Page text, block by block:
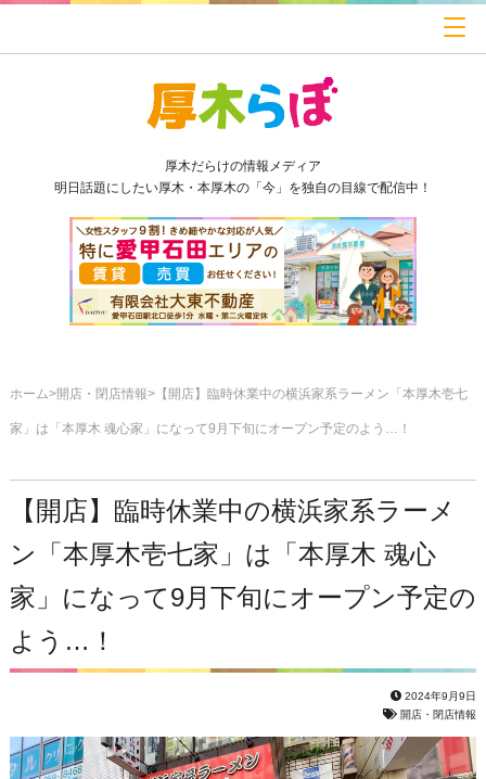
厚木だらけの情報メディア
明日話題にしたい厚木・本厚木の「今」を独自の目線で配信中！
ホーム 開店・閉店情報 【開店】臨時休業中の横浜家系ラーメン「本厚木壱七
家」は「本厚木 魂心家」になって9月下旬にオープン予定のよう…！
【開店】臨時休業中の横浜家系ラーメ
ン「本厚木壱七家」は「本厚木 魂心
家」になって9月下旬にオープン予定の
よう…！
2024年9月9日
開店・閉店情報